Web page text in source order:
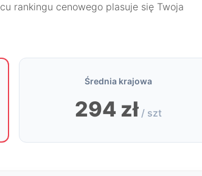
rankingu cenowego plasuje się Twoja
Średnia krajowa
294 zł / szt